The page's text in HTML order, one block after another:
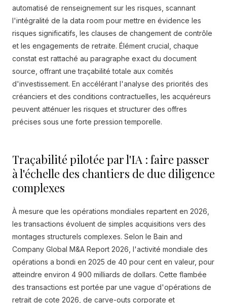
automatisé de renseignement sur les risques, scannant
l'intégralité de la data room pour mettre en évidence les
risques significatifs, les clauses de changement de contrôle
et les engagements de retraite. Élément crucial, chaque
constat est rattaché au paragraphe exact du document
source, offrant une traçabilité totale aux comités
d'investissement. En accélérant l'analyse des priorités des
créanciers et des conditions contractuelles, les acquéreurs
peuvent atténuer les risques et structurer des offres
précises sous une forte pression temporelle.
Traçabilité pilotée par l'IA : faire passer
à l'échelle des chantiers de due diligence
complexes
À mesure que les opérations mondiales repartent en 2026,
les transactions évoluent de simples acquisitions vers des
montages structurels complexes. Selon le Bain and
Company Global M&A Report 2026, l'activité mondiale des
opérations a bondi en 2025 de 40 pour cent en valeur, pour
atteindre environ 4 900 milliards de dollars. Cette flambée
des transactions est portée par une vague d'opérations de
retrait de cote 2026, de carve-outs corporate et